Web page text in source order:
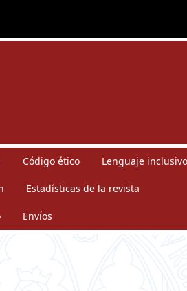
Código ético Lenguaje
Estadísticas de la revista
Envíos